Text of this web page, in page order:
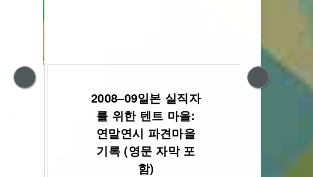
2008–09일본 실직자
를 위한 텐트 마을:
연말연시 파견마을
기록 (영문 자막 포
함)